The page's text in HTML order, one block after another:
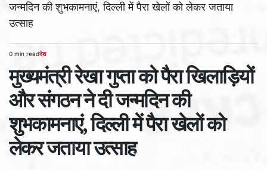
Estimated
time
0 min readPOSTED
IN
देश
मुख्यमंत्री रेखा गुप्ता को पैरा खिलाड़ियों
और संगठन ने दी जन्मदिन की
शुभकामनाएं, दिल्ली में पैरा खेलों को
लेकर जताया उत्साह